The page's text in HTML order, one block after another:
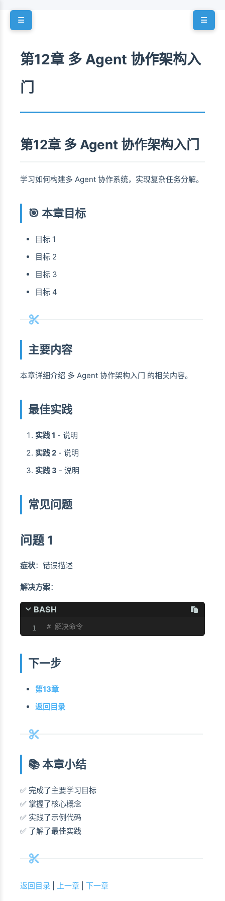
第12章 多 Agent 协作架构入
门
第12章 多 Agent 协作架构入门
学习如何构建多 Agent 协作系统，实现复杂任务分解。
🎯 本章目标
目标 1
目标 2
目标 3
目标 4
主要内容
本章详细介绍 多 Agent 协作架构入门 的相关内容。
最佳实践
实践 1 - 说明
实践 2 - 说明
实践 3 - 说明
常见问题
问题 1
症状：错误描述
解决方案：
BASH
# 解决命令
下一步
第13章
返回目录
📚 本章小结
✅ 完成了主要学习目标
✅ 掌握了核心概念
✅ 实践了示例代码
✅ 了解了最佳实践
返回目录 上一章 下一章